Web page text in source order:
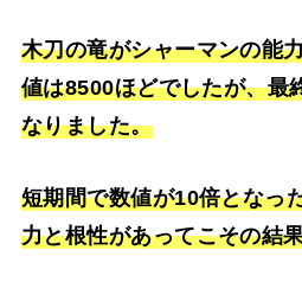
木刀の竜がシャーマンの能
値は8500ほどでしたが、最
なりました。
短期間で数値が10倍となっ
力と根性があってこその結